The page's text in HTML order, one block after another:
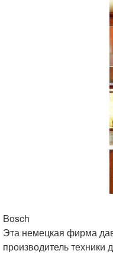
Bosch
Эта немецкая фирма
производитель